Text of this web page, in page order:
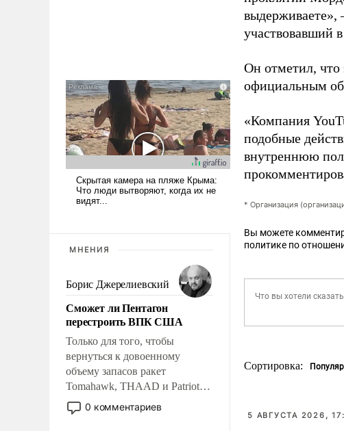
МНЕНИЯ
Борис Джерелиевский
Сможет ли Пентагон
перестроить ВПК США
Только для того, чтобы
вернуться к довоенному
объему запасов ракет
Tomahawk, THAAD и Patriot
США потребуется более трех
лет. Даже небольшая война с
0 комментариев
выдерживаете»,
участвовавший
Он отметил, что
официальным
«Компания
подобные
внутреннюю
* Организация
Вы можете
политике по
Сортировка:
5 АВГУСТА 2026,